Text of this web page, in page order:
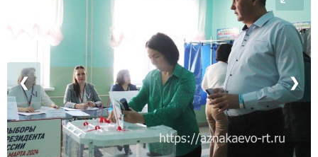
❮ ❯